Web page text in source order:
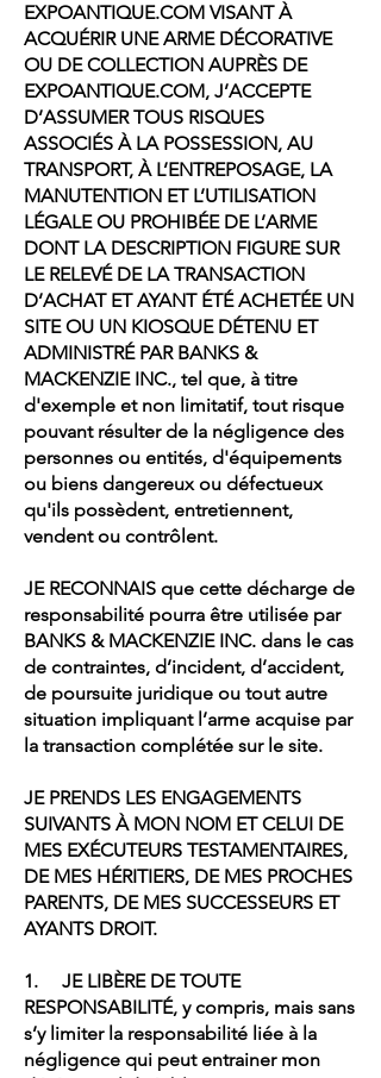
EXPOANTIQUE.COM VISANT À
ACQUÉRIR UNE ARME DÉCORATIVE
OU DE COLLECTION AUPRÈS DE
EXPOANTIQUE.COM, J’ACCEPTE
D’ASSUMER TOUS RISQUES
ASSOCIÉS À LA POSSESSION, AU
TRANSPORT, À L’ENTREPOSAGE, LA
MANUTENTION ET L’UTILISATION
LÉGALE OU PROHIBÉE DE L’ARME
DONT LA DESCRIPTION FIGURE SUR
LE RELEVÉ DE LA TRANSACTION
D’ACHAT ET AYANT ÉTÉ ACHETÉE UN
SITE OU UN KIOSQUE DÉTENU ET
ADMINISTRÉ PAR BANKS &
MACKENZIE INC., tel que, à titre
d'exemple et non limitatif, tout risque
pouvant résulter de la négligence des
personnes ou entités, d'équipements
ou biens dangereux ou défectueux
qu'ils possèdent, entretiennent,
vendent ou contrôlent.
JE RECONNAIS que cette décharge de
responsabilité pourra être utilisée par
BANKS & MACKENZIE INC. dans le cas
de contraintes, d’incident, d’accident,
de poursuite juridique ou tout autre
situation impliquant l’arme acquise par
la transaction complétée sur le site.
JE PRENDS LES ENGAGEMENTS
SUIVANTS À MON NOM ET CELUI DE
MES EXÉCUTEURS TESTAMENTAIRES,
DE MES HÉRITIERS, DE MES PROCHES
PARENTS, DE MES SUCCESSEURS ET
AYANTS DROIT.
1. JE LIBÈRE DE TOUTE
RESPONSABILITÉ, y compris, mais sans
s’y limiter la responsabilité liée à la
négligence qui peut entrainer mon